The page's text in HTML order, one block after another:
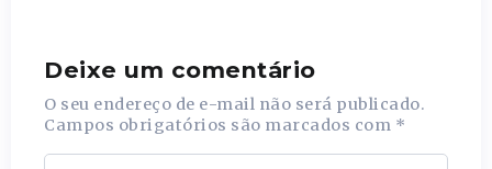
Deixe um comentário
O seu endereço de e-mail não será publicado.
Campos obrigatórios são marcados com *